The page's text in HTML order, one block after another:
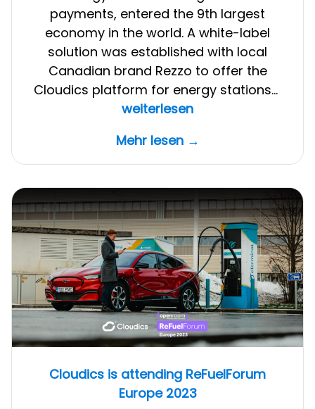
payments, entered the 9th largest
economy in the world. A white-label
solution was established with local
Canadian brand Rezzo to offer the
Cloudics platform for energy stations…
Canadian
retailer
leverages
innovative
cloud
platform
to
stay
ahead
of
the
competition
weiterlesen
Mehr lesen →
Cloudics is attending ReFuelForum
Europe 2023